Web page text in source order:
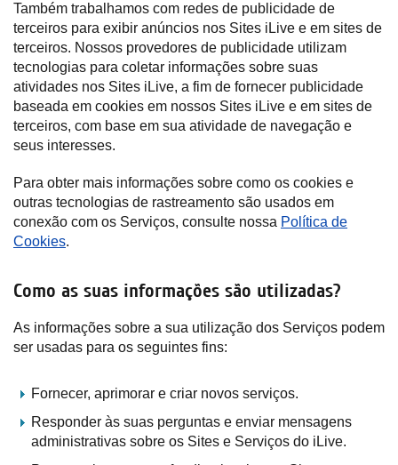
Também trabalhamos com redes de publicidade de
terceiros para exibir anúncios nos Sites iLive e em sites de
terceiros. Nossos provedores de publicidade utilizam
tecnologias para coletar informações sobre suas
atividades nos Sites iLive, a fim de fornecer publicidade
baseada em cookies em nossos Sites iLive e em sites de
terceiros, com base em sua atividade de navegação e
seus interesses.
Para obter mais informações sobre como os cookies e
outras tecnologias de rastreamento são usados em
conexão com os Serviços, consulte nossa Política de
Cookies.
Como as suas informações são utilizadas?
As informações sobre a sua utilização dos Serviços podem
ser usadas para os seguintes fins:
Fornecer, aprimorar e criar novos serviços.
Responder às suas perguntas e enviar mensagens
administrativas sobre os Sites e Serviços do iLive.